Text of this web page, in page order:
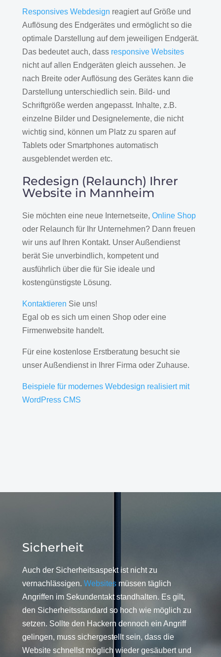
Responsives Webdesign reagiert auf Größe und
Auflösung des Endgerätes und ermöglicht so die
optimale Darstellung auf dem jeweiligen Endgerät.
Das bedeutet auch, dass responsive Websites
nicht auf allen Endgeräten gleich aussehen. Je
nach Breite oder Auflösung des Gerätes kann die
Darstellung unterschiedlich sein. Bild- und
Schriftgröße werden angepasst. Inhalte, z.B.
einzelne Bilder und Designelemente, die nicht
wichtig sind, können um Platz zu sparen auf
Tablets oder Smartphones automatisch
ausgeblendet werden etc.
Redesign (Relaunch) Ihrer
Website in Mannheim
Sie möchten eine neue Internetseite, Online Shop
oder Relaunch für Ihr Unternehmen? Dann freuen
wir uns auf Ihren Kontakt. Unser Außendienst
berät Sie unverbindlich, kompetent und
ausführlich über die für Sie ideale und
kostengünstigste Lösung.
Kontaktieren Sie uns!
Egal ob es sich um einen Shop oder eine
Firmenwebsite handelt.
Für eine kostenlose Erstberatung besucht sie
unser Außendienst in Ihrer Firma oder Zuhause.
Beispiele für modernes Webdesign realisiert mit
WordPress CMS
Sicherheit
Auch der Sicherheitsaspekt ist nicht zu
vernachlässigen. Websitesmüssen täglich
Angriffen im Sekundentakt standhalten. Es gilt,
den Sicherheitsstandard so hoch wie möglich zu
setzen. Sollte den Hackern dennoch ein Angriff
gelingen, muss sichergestellt sein, dass die
Website schnellst möglich wieder gesäubert und